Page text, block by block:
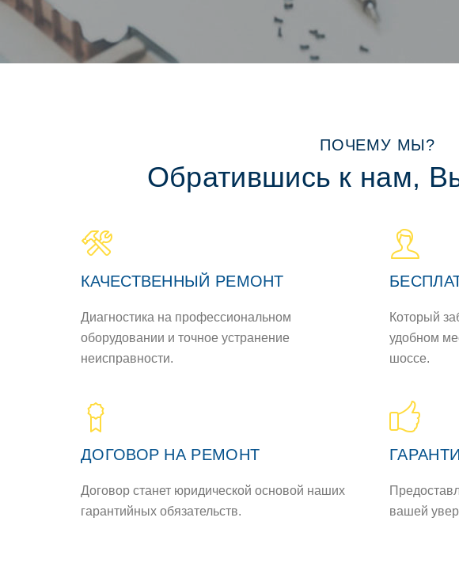
ПОЧЕМУ МЫ?
Обратившись к нам,
КАЧЕСТВЕННЫЙ РЕМОНТ
Диагностика на профессиональном
оборудовании и точное устранение
неисправности.
Который
удобном
шоссе.
ДОГОВОР НА РЕМОНТ
Договор станет юридической основой наших
гарантийных обязательств.
вашей